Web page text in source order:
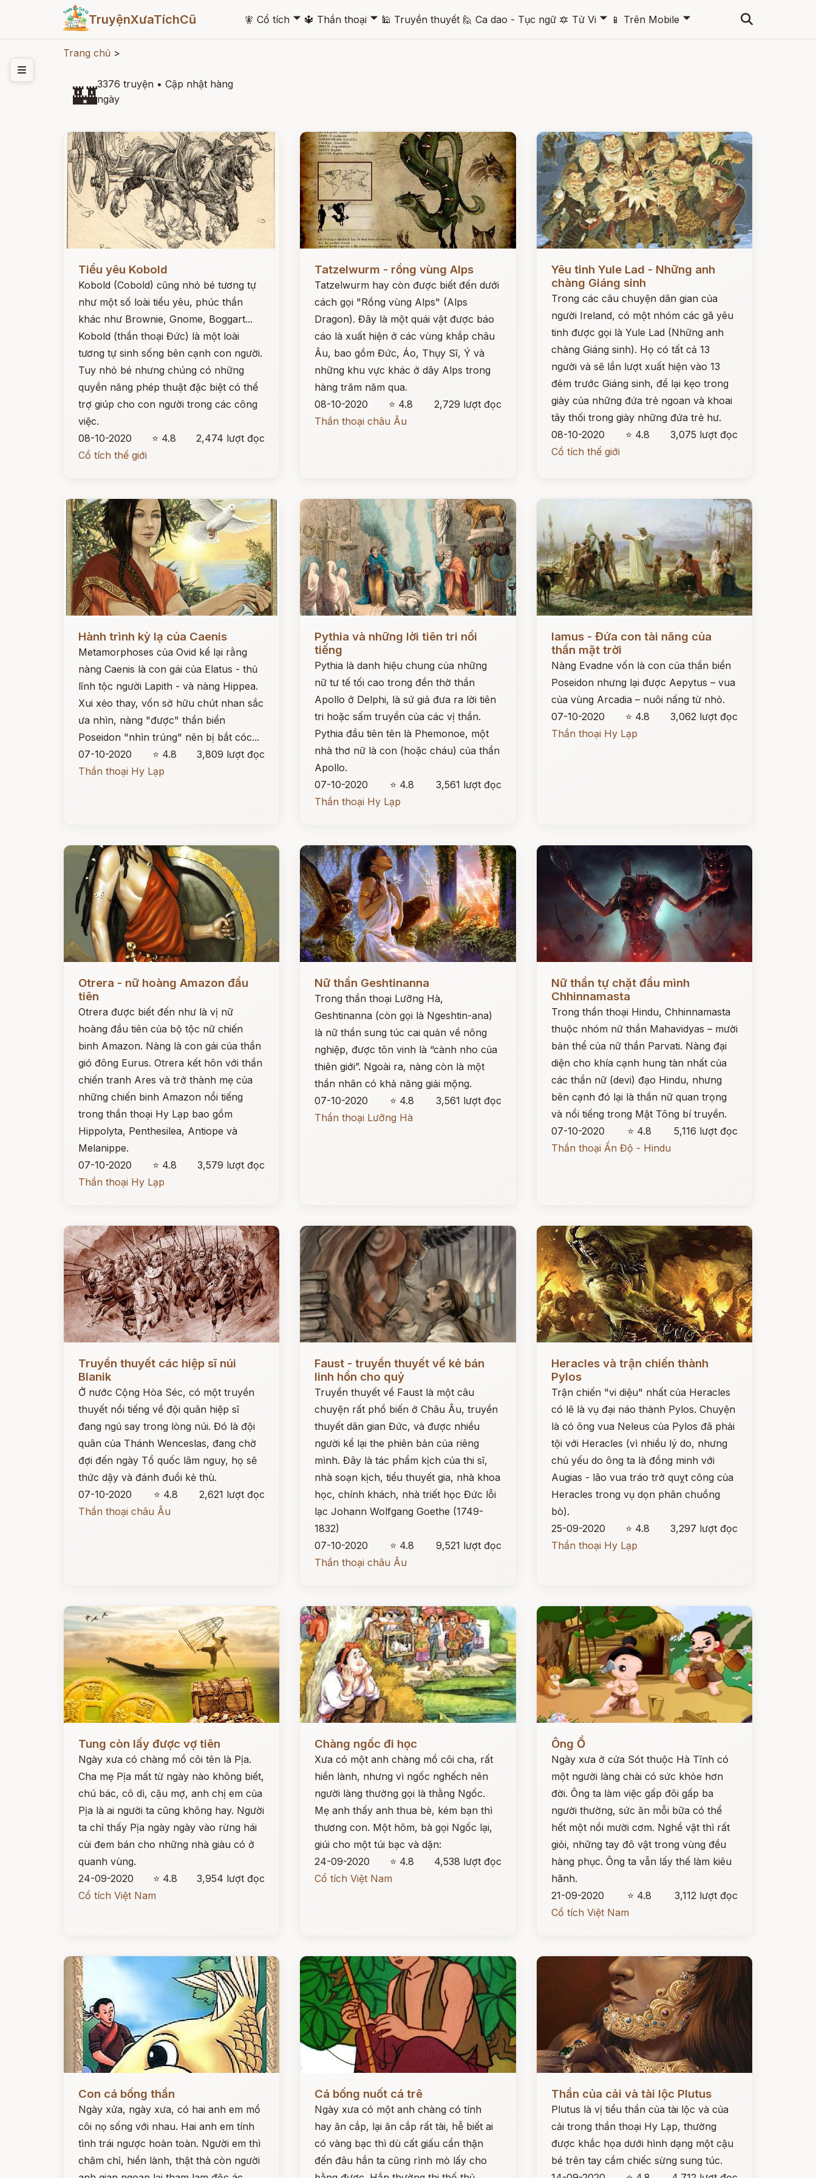
TruyệnXưaTíchCũ 🧚 Cổ tích 🞃 🔱 Thần thoại 🞃 🕌 Truyền thuyết 🙋 Ca dao - Tục ngữ 🔯 Tử Vi 🞃 📱 Trên Mobile 🞃
Trang chủ >
🏰3376 truyện • Cập nhật hàng
ngày
Đọc ngay
Tiểu yêu Kobold
Kobold (Cobold) cũng nhỏ bé tương tự
như một số loài tiểu yêu, phúc thần
khác như Brownie, Gnome, Boggart...
Kobold (thần thoại Đức) là một loài
tương tự sinh sống bên cạnh con người.
Tuy nhỏ bé nhưng chúng có những
quyền năng phép thuật đặc biệt có thể
trợ giúp cho con người trong các công
việc.
08-10-2020
⭐ 4.8
2,474 lượt đọc
Cổ tích thế giới
Tatzelwurm - rồng vùng Alps
Tatzelwurm hay còn được biết đến dưới
cách gọi "Rồng vùng Alps" (Alps
Dragon). Đây là một quái vật được báo
cáo là xuất hiện ở các vùng khắp châu
Âu, bao gồm Đức, Áo, Thụy Sĩ, Ý và
những khu vực khác ở dãy Alps trong
hàng trăm năm qua.
08-10-2020
⭐ 4.8
2,729 lượt đọc
Thần thoại châu Âu
Yêu tinh Yule Lad - Những anh
chàng Giáng sinh
Trong các câu chuyện dân gian của
người Ireland, có một nhóm các gã yêu
tinh được gọi là Yule Lad (Những anh
chàng Giáng sinh). Họ có tất cả 13
người và sẽ lần lượt xuất hiện vào 13
đêm trước Giáng sinh, để lại kẹo trong
giày của những đứa trẻ ngoan và khoai
tây thối trong giày những đứa trẻ hư.
08-10-2020
⭐ 4.8
3,075 lượt đọc
Cổ tích thế giới
Hành trình kỳ lạ của Caenis
Metamorphoses của Ovid kể lại rằng
nàng Caenis là con gái của Elatus - thủ
lĩnh tộc người Lapith - và nàng Hippea.
Xui xẻo thay, vốn sở hữu chút nhan sắc
ưa nhìn, nàng "được" thần biển
Poseidon "nhìn trúng" nên bị bắt cóc...
07-10-2020
⭐ 4.8
3,809 lượt đọc
Thần thoại Hy Lạp
Pythia và những lời tiên tri nổi
tiếng
Pythia là danh hiệu chung của những
nữ tư tế tối cao trong đền thờ thần
Apollo ở Delphi, là sứ giả đưa ra lời tiên
tri hoặc sấm truyền của các vị thần.
Pythia đầu tiên tên là Phemonoe, một
nhà thơ nữ là con (hoặc cháu) của thần
Apollo.
07-10-2020
⭐ 4.8
3,561 lượt đọc
Thần thoại Hy Lạp
Iamus - Đứa con tài năng của
thần mặt trời
Nàng Evadne vốn là con của thần biển
Poseidon nhưng lại được Aepytus – vua
của vùng Arcadia – nuôi nấng từ nhỏ.
07-10-2020
⭐ 4.8
3,062 lượt đọc
Thần thoại Hy Lạp
Otrera - nữ hoàng Amazon đầu
tiên
Otrera được biết đến như là vị nữ
hoàng đầu tiên của bộ tộc nữ chiến
binh Amazon. Nàng là con gái của thần
gió đông Eurus. Otrera kết hôn với thần
chiến tranh Ares và trở thành mẹ của
những chiến binh Amazon nổi tiếng
trong thần thoại Hy Lạp bao gồm
Hippolyta, Penthesilea, Antiope và
Melanippe.
07-10-2020
⭐ 4.8
3,579 lượt đọc
Thần thoại Hy Lạp
Nữ thần Geshtinanna
Trong thần thoại Lưỡng Hà,
Geshtinanna (còn gọi là Ngeshtin-ana)
là nữ thần sung túc cai quản về nông
nghiệp, được tôn vinh là “cành nho của
thiên giới”. Ngoài ra, nàng còn là một
thần nhân có khả năng giải mộng.
07-10-2020
⭐ 4.8
3,561 lượt đọc
Thần thoại Lưỡng Hà
Nữ thần tự chặt đầu mình
Chhinnamasta
Trong thần thoại Hindu, Chhinnamasta
thuộc nhóm nữ thần Mahavidyas – mười
bản thể của nữ thần Parvati. Nàng đại
diện cho khía cạnh hung tàn nhất của
các thần nữ (devi) đạo Hindu, nhưng
bên cạnh đó lại là thần nữ quan trọng
và nổi tiếng trong Mật Tông bí truyền.
07-10-2020
⭐ 4.8
5,116 lượt đọc
Thần thoại Ấn Độ - Hindu
Đọc ngay
Truyền thuyết các hiệp sĩ núi
Blanik
Ở nước Cộng Hòa Séc, có một truyền
thuyết nổi tiếng về đội quân hiệp sĩ
đang ngủ say trong lòng núi. Đó là đội
quân của Thánh Wenceslas, đang chờ
đợi đến ngày Tổ quốc lâm nguy, họ sẽ
thức dậy và đánh đuổi kẻ thù.
07-10-2020
⭐ 4.8
2,621 lượt đọc
Thần thoại châu Âu
Faust - truyền thuyết về kẻ bán
linh hồn cho quỷ
Truyền thuyết về Faust là một câu
chuyện rất phổ biến ở Châu Âu, truyền
thuyết dân gian Đức, và được nhiều
người kể lại the phiên bản của riêng
mình. Đây là tác phẩm kịch của thi sĩ,
nhà soạn kịch, tiểu thuyết gia, nhà khoa
học, chính khách, nhà triết học Đức lỗi
lạc Johann Wolfgang Goethe (1749-
1832)
07-10-2020
⭐ 4.8
9,521 lượt đọc
Thần thoại châu Âu
Heracles và trận chiến thành
Pylos
Trận chiến "vi diệu" nhất của Heracles
có lẽ là vụ đại náo thành Pylos. Chuyện
là có ông vua Neleus của Pylos đã phải
tội với Heracles (vì nhiều lý do, nhưng
chủ yếu do ông ta là đồng minh với
Augias - lão vua tráo trở quỵt công của
Heracles trong vụ dọn phân chuồng
bò).
25-09-2020
⭐ 4.8
3,297 lượt đọc
Thần thoại Hy Lạp
Tung còn lấy được vợ tiên
Ngày xưa có chàng mồ côi tên là Pịa.
Cha mẹ Pịa mất từ ngày nào không biết,
chú bác, cô dì, cậu mợ, anh chị em của
Pịa là ai người ta cũng không hay. Người
ta chỉ thấy Pịa ngày ngày vào rừng hái
củi đem bán cho những nhà giàu có ở
quanh vùng.
24-09-2020
⭐ 4.8
3,954 lượt đọc
Cổ tích Việt Nam
Chàng ngốc đi học
Xưa có một anh chàng mồ côi cha, rất
hiền lành, nhưng vì ngốc nghếch nên
người làng thường gọi là thằng Ngốc.
Mẹ anh thấy anh thua bè, kém bạn thì
thương con. Một hôm, bà gọi Ngốc lại,
giúi cho một túi bạc và dặn:
24-09-2020
⭐ 4.8
4,538 lượt đọc
Cổ tích Việt Nam
Đọc ngay
Ông Ồ
Ngày xưa ở cửa Sót thuộc Hà Tĩnh có
một người làng chài có sức khỏe hơn
đời. Ông ta làm việc gấp đôi gấp ba
người thường, sức ăn mỗi bữa có thể
hết một nồi mười cơm. Nghề vật thì rất
giỏi, những tay đô vật trong vùng đều
hàng phục. Ông ta vẫn lấy thế làm kiêu
hãnh.
21-09-2020
⭐ 4.8
3,112 lượt đọc
Cổ tích Việt Nam
Con cá bống thần
Ngày xửa, ngày xưa, có hai anh em mồ
côi nọ sống với nhau. Hai anh em tính
tình trái ngược hoàn toàn. Người em thì
chăm chỉ, hiền lành, thật thà còn người
Đọc ngay
Cá bống nuốt cá trê
Ngày xưa có một anh chàng có tính
hay ăn cắp, lại ăn cắp rất tài, hễ biết ai
có vàng bạc thì dù cất giấu cẩn thận
đến đâu hắn ta cũng rình mò lấy cho
Đọc ngay
Thần của cải và tài lộc Plutus
Plutus là vị tiểu thần của tài lộc và của
cải trong thần thoại Hy Lạp, thường
được khắc họa dưới hình dạng một cậu
bé trên tay cầm chiếc sừng sung túc.